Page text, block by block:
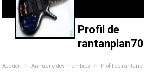
Profil de
rantanplan70
Accueil > Annuaire des membres > Profil de